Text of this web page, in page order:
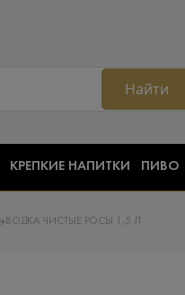
Найти
КРЕПКИЕ НАПИТКИ ПИВО
ВОДКА ЧИСТЫЕ РОСЫ 1,5 Л